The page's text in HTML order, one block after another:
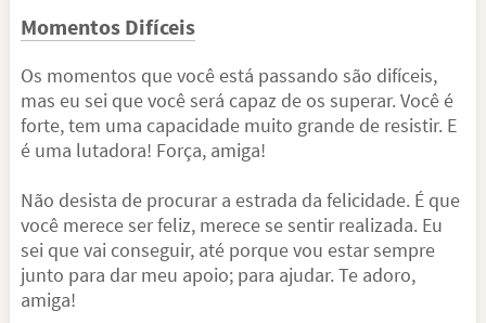
Momentos Difíceis
Os momentos que você está passando são difíceis,
mas eu sei que você será capaz de os superar. Você é
forte, tem uma capacidade muito grande de resistir. E
é uma lutadora! Força, amiga!
Não desista de procurar a estrada da felicidade. É que
você merece ser feliz, merece se sentir realizada. Eu
sei que vai conseguir, até porque vou estar sempre
junto para dar meu apoio; para ajudar. Te adoro,
amiga!